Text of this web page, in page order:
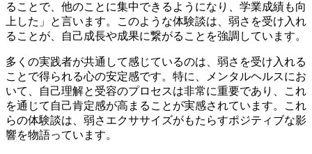
ることで、他のことに集中できるようになり、学業成績も向
上した」と言います。このような体験談は、弱さを受け入れ
ることが、自己成長や成果に繋がることを強調しています。
多くの実践者が共通して感じているのは、弱さを受け入れる
ことで得られる心の安定感です。特に、メンタルヘルスにお
いて、自己理解と受容のプロセスは非常に重要であり、これ
を通じて自己肯定感が高まることが実感されています。これ
らの体験談は、弱さエクササイズがもたらすポジティブな影
響を物語っています。